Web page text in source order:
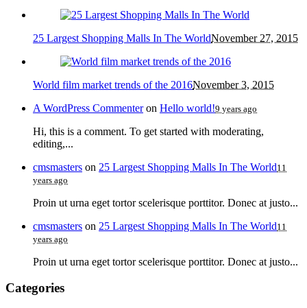
25 Largest Shopping Malls In The WorldNovember 27, 2015
World film market trends of the 2016November 3, 2015
A WordPress Commenter on Hello world!9 years ago
Hi, this is a comment. To get started with moderating,
editing,...
cmsmasters on 25 Largest Shopping Malls In The World11
years ago
Proin ut urna eget tortor scelerisque porttitor. Donec at justo...
cmsmasters on 25 Largest Shopping Malls In The World11
years ago
Proin ut urna eget tortor scelerisque porttitor. Donec at justo...
Categories